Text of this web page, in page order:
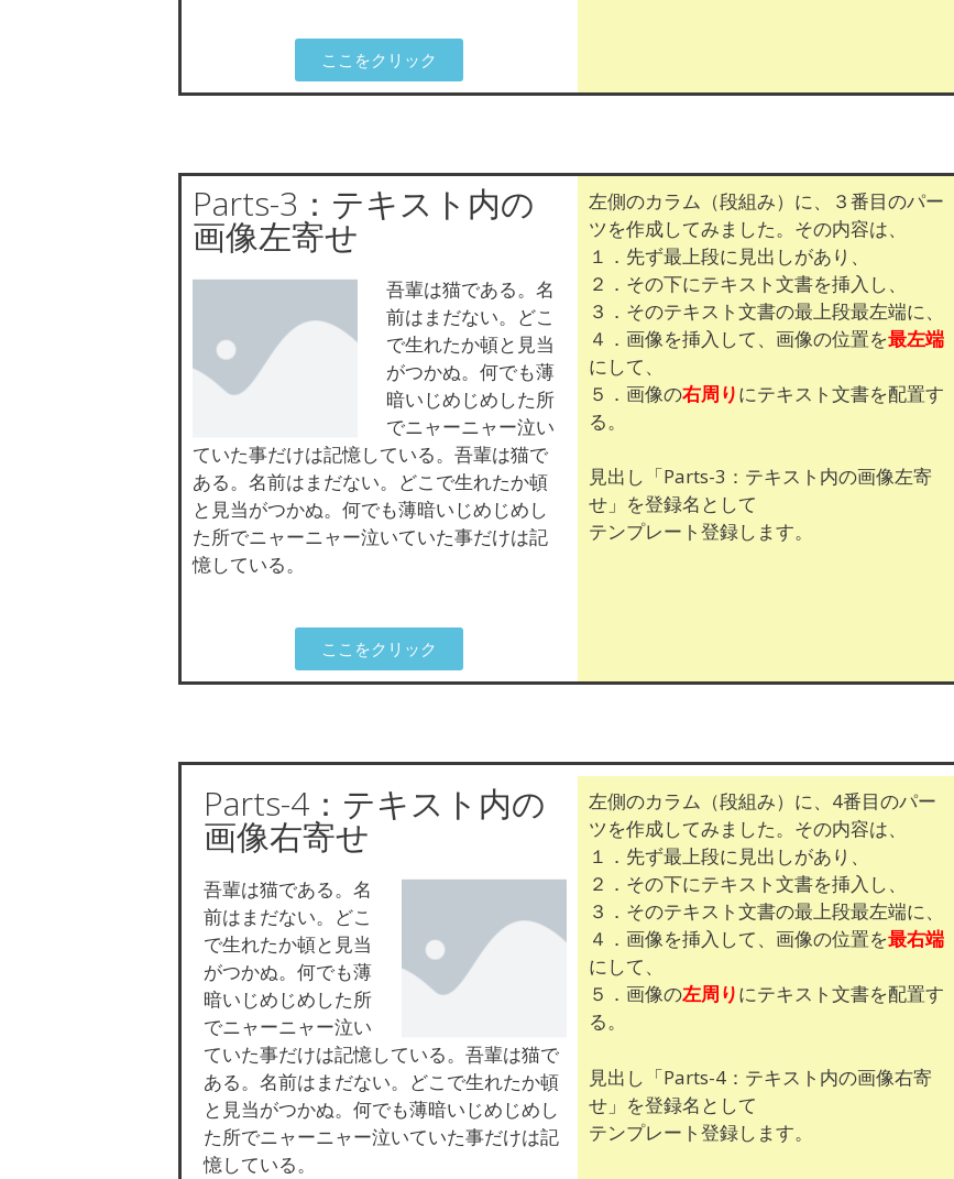
ここをクリック
Parts-3：テキスト内の
画像左寄せ
吾輩は猫である。名
前はまだない。どこ
で生れたか頓と見当
がつかぬ。何でも薄
暗いじめじめした所
でニャーニャー泣い
ていた事だけは記憶している。吾輩は猫で
ある。名前はまだない。どこで生れたか頓
と見当がつかぬ。何でも薄暗いじめじめし
た所でニャーニャー泣いていた事だけは記
憶している。
ここをクリック
左側のカラム（段組み）に、３番目のパー
ツを作成してみました。その内容は、
１．先ず最上段に見出しがあり、
２．その下にテキスト文書を挿入し、
３．そのテキスト文書の最上段最左端に、
４．画像を挿入して、画像の位置を最左端
にして、
５．画像の右周りにテキスト文書を配置す
る。
見出し「Parts-3：テキスト内の画像左寄
せ」を登録名として
テンプレート登録します。
Parts-4：テキスト内の
画像右寄せ
吾輩は猫である。名
前はまだない。どこ
で生れたか頓と見当
がつかぬ。何でも薄
暗いじめじめした所
でニャーニャー泣い
ていた事だけは記憶している。吾輩は猫で
ある。名前はまだない。どこで生れたか頓
と見当がつかぬ。何でも薄暗いじめじめし
た所でニャーニャー泣いていた事だけは記
憶している。
左側のカラム（段組み）に、4番目のパー
ツを作成してみました。その内容は、
１．先ず最上段に見出しがあり、
２．その下にテキスト文書を挿入し、
３．そのテキスト文書の最上段最左端に、
４．画像を挿入して、画像の位置を最右端
にして、
５．画像の左周りにテキスト文書を配置す
る。
見出し「Parts-4：テキスト内の画像右寄
せ」を登録名として
テンプレート登録します。